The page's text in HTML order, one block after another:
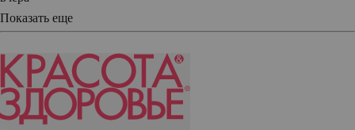
Показать еще